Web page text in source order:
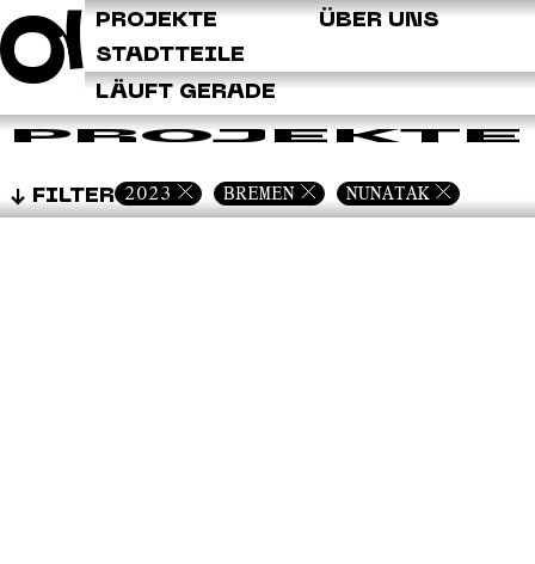
ÜBER UNS
PROJEKTE
STADTTEILE
LÄUFT GERADE
PROJEKTE
FILTER 2023 BREMEN NUNATAK